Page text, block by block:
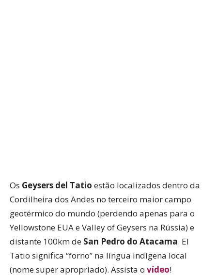
Os Geysers del Tatio estão localizados dentro da
Cordilheira dos Andes no terceiro maior campo
geotérmico do mundo (perdendo apenas para o
Yellowstone EUA e Valley of Geysers na Rússia) e
distante 100km de San Pedro do Atacama. El
Tatio significa “forno” na língua indígena local
(nome super apropriado). Assista o vídeo!